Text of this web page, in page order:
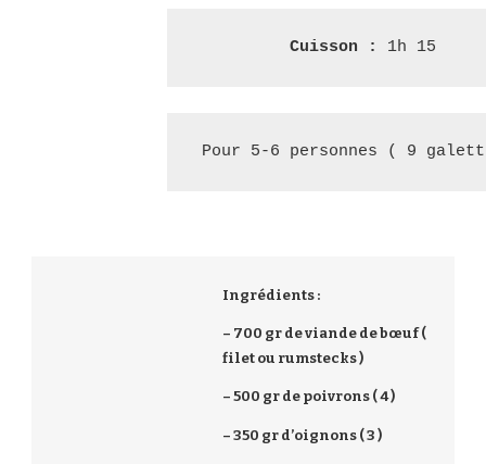
Cuisson : 1h 15
Pour 5-6 personnes ( 9
Ingrédients :
– 700 gr de viande de bœuf (
filet ou rumstecks )
– 500 gr de poivrons ( 4 )
– 350 gr d’oignons ( 3 )